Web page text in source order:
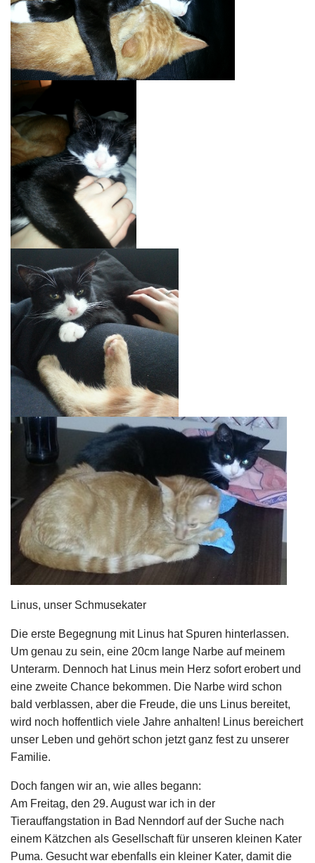
Linus, unser Schmusekater
Die erste Begegnung mit Linus hat Spuren hinterlassen.
Um genau zu sein, eine 20cm lange Narbe auf meinem
Unterarm. Dennoch hat Linus mein Herz sofort erobert und
eine zweite Chance bekommen. Die Narbe wird schon
bald verblassen, aber die Freude, die uns Linus bereitet,
wird noch hoffentlich viele Jahre anhalten! Linus bereichert
unser Leben und gehört schon jetzt ganz fest zu unserer
Familie.
Doch fangen wir an, wie alles begann:
Am Freitag, den 29. August war ich in der
Tierauffangstation in Bad Nenndorf auf der Suche nach
einem Kätzchen als Gesellschaft für unseren kleinen Kater
Puma. Gesucht war ebenfalls ein kleiner Kater, damit die